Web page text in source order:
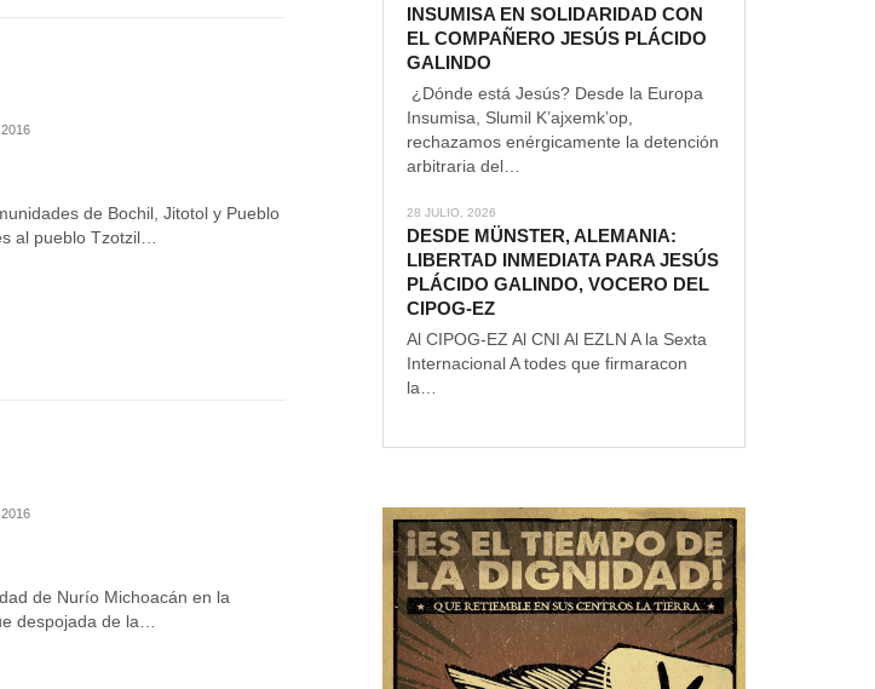
de Bochil, Jitotol y Pueblo
al pueblo Tzotzil…
de Nurío Michoacán en la
despojada de la…
INSUMISA EN SOLIDARIDAD CON
EL COMPAÑERO JESÚS PLÁCIDO
GALINDO
¿Dónde está Jesús? Desde la Europa
Insumisa, Slumil K’ajxemk’op,
rechazamos enérgicamente la detención
arbitraria del…
28 JULIO, 2026
DESDE MÜNSTER, ALEMANIA:
LIBERTAD INMEDIATA PARA JESÚS
PLÁCIDO GALINDO, VOCERO DEL
CIPOG-EZ
Al CIPOG-EZ Al CNI Al EZLN A la Sexta
Internacional A todes que firmaracon
la…